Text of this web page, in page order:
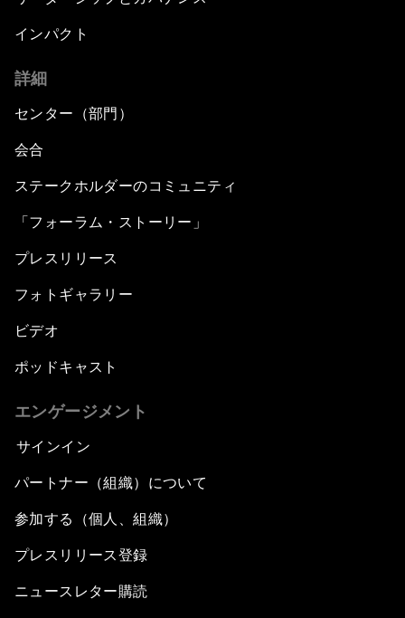
インパクト
詳細
センター（部門）
会合
ステークホルダーのコミュニティ
「フォーラム・ストーリー」
プレスリリース
フォトギャラリー
ビデオ
ポッドキャスト
エンゲージメント
サインイン
パートナー（組織）について
参加する（個人、組織）
プレスリリース登録
ニュースレター購読